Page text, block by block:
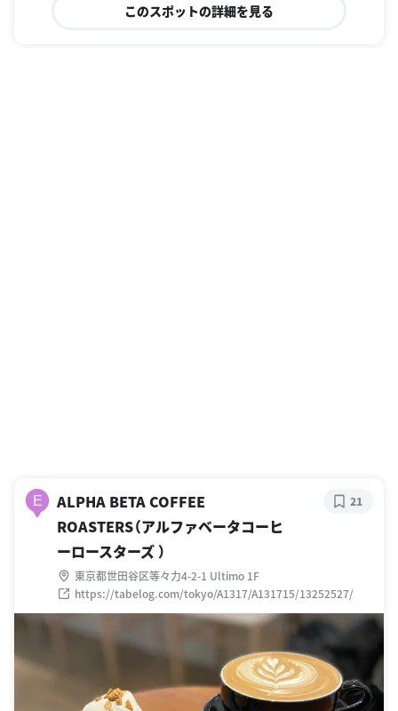
このスポットの詳細を見る
E
ALPHA BETA COFFEE
ROASTERS（アルファベータコーヒ
ーロースターズ ）
東京都世田谷区等々力4-2-1 Ultimo 1F
https://tabelog.com/tokyo/A1317/A131715/13252527/
21